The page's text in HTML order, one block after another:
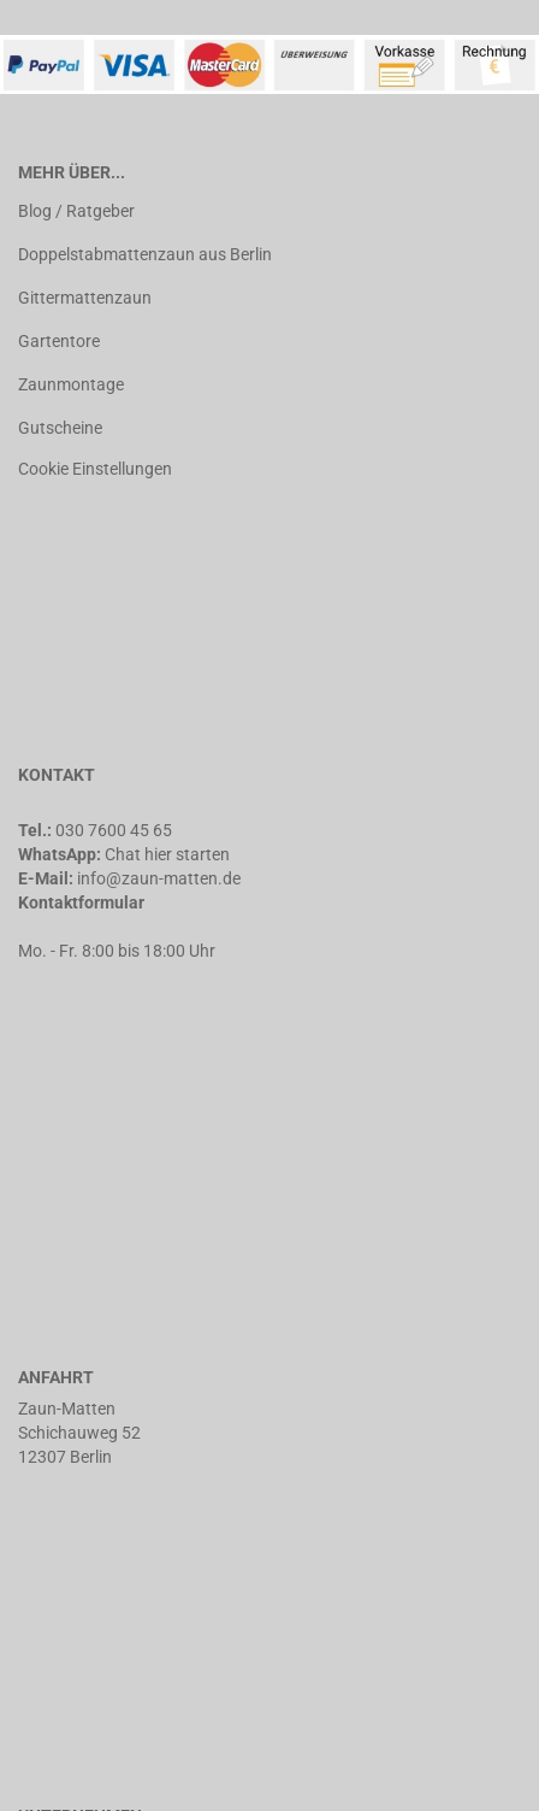
MEHR ÜBER...
Blog / Ratgeber
Doppelstabmattenzaun aus Berlin
Gittermattenzaun
Gartentore
Zaunmontage
Gutscheine
Cookie Einstellungen
KONTAKT
Tel.: 030 7600 45 65
WhatsApp: Chat hier starten
E-Mail: info@zaun-matten.de
Kontaktformular
Mo. - Fr. 8:00 bis 18:00 Uhr
ANFAHRT
Zaun-Matten
Schichauweg 52
12307 Berlin